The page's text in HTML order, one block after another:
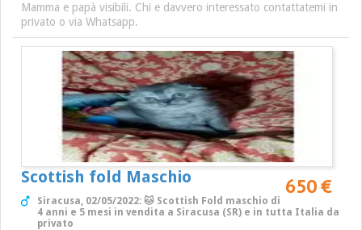
Mamma e papà visibili. Chi e davvero interessato contattatemi in
privato o via Whatsapp.
Scottish fold Maschio 650 €
Siracusa, 02/05/2022: 🐱 Scottish Fold maschio di
4 anni e 5 mesi in vendita a Siracusa (SR) e in tutta Italia da
privato